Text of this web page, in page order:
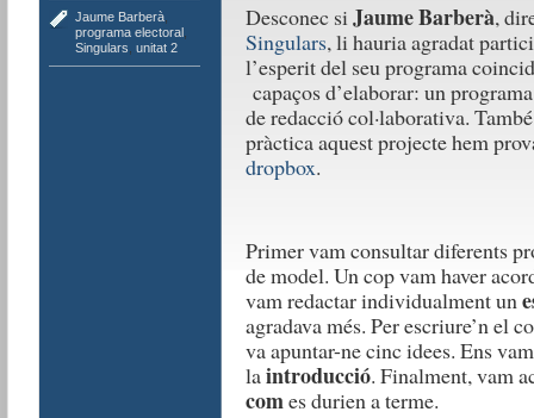
Jaume Barberà,
programa electoral,
Singulars unitat 2
Desconec siJaume Barberà,
Singulars, li hauria agradat
l’esperit del seu programa
capaços d’elaborar: un
de redacció col·laborativa.
pràctica aquest projecte hem
dropbox.
Primer vam consultar diferents
de model. Un cop vam haver
vam redactar individualment un
agradava més. Per escriure’n el
va apuntar-ne cinc idees. Ens
laintroducció. Finalment, vam
comes durien a terme.